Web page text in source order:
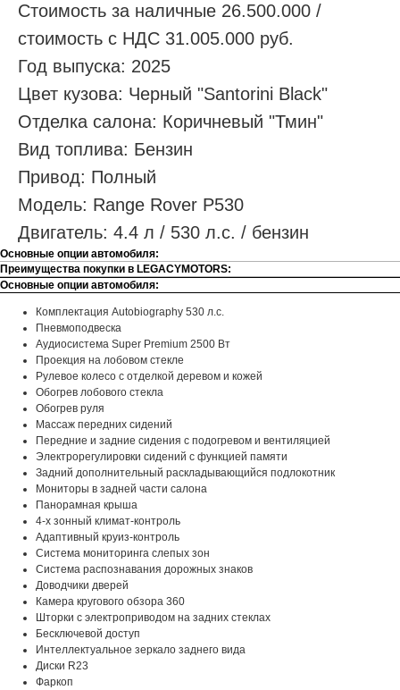
Стоимость за наличные 26.500.000 /
стоимость с НДС 31.005.000 руб.
Год выпуска: 2025
Цвет кузова: Черный "Santorini Black"
Отделка салона: Коричневый "Тмин"
Вид топлива: Бензин
Привод: Полный
Модель: Range Rover P530
Двигатель: 4.4 л / 530 л.с. / бензин
Основные опции автомобиля:
Преимущества покупки в LEGACYMOTORS:
Основные опции автомобиля:
Комплектация Autobiography 530 л.с.
Пневмоподвеска
Аудиосистема Super Premium 2500 Вт
Проекция на лобовом стекле
Рулевое колесо с отделкой деревом и кожей
Обогрев лобового стекла
Обогрев руля
Массаж передних сидений
Передние и задние сидения с подогревом и вентиляцией
Электрорегулировки сидений с функцией памяти
Задний дополнительный раскладывающийся подлокотник
Мониторы в задней части салона
Панорамная крыша
4-х зонный климат-контроль
Адаптивный круиз-контроль
Система мониторинга слепых зон
Система распознавания дорожных знаков
Доводчики дверей
Камера кругового обзора 360
Шторки с электроприводом на задних стеклах
Бесключевой доступ
Интеллектуальное зеркало заднего вида
Диски R23
Фаркоп